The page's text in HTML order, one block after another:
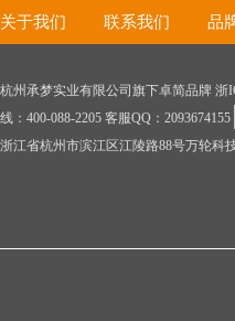
关于我们 联系我们 品
州承梦实业有限公司旗下卓简品牌
：400-088-2205 客服QQ：2093674155
江省杭州市滨江区江陵路88号万轮科